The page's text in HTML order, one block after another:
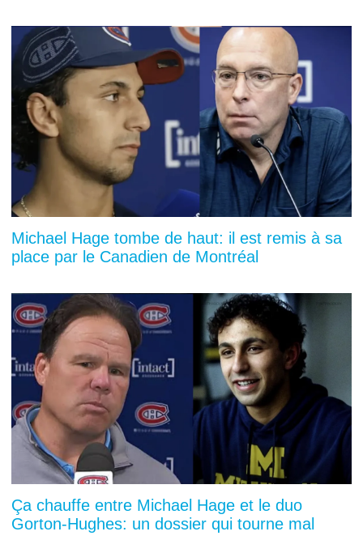
Michael Hage tombe de haut: il est remis à sa
place par le Canadien de Montréal
Ça chauffe entre Michael Hage et le duo
Gorton-Hughes: un dossier qui tourne mal